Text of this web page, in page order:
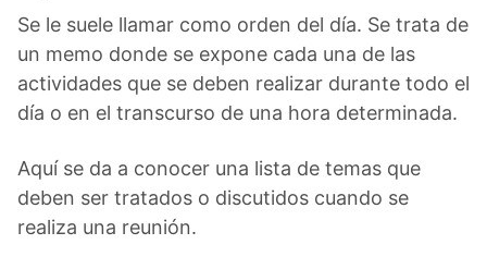
Se le suele llamar como orden del día. Se trata de
un memo donde se expone cada una de las
actividades que se deben realizar durante todo el
día o en el transcurso de una hora determinada.
Aquí se da a conocer una lista de temas que
deben ser tratados o discutidos cuando se
realiza una reunión.